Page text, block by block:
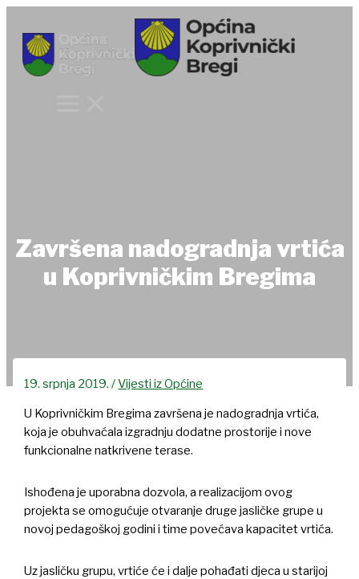
Skip
content
Završena nadogradnja vrtića
u Koprivničkim Bregima
19. srpnja 2019./Vijesti iz Općine
U Koprivničkim Bregima završena je nadogradnja vrtića,
koja je obuhvaćala izgradnju dodatne prostorije i nove
funkcionalne natkrivene terase.
Ishođena je uporabna dozvola, a realizacijom ovog
projekta se omogućuje otvaranje druge jasličke grupe u
novoj pedagoškoj godini i time povećava kapacitet vrtića.
Uz jasličku grupu, vrtiće će i dalje pohađati djeca u starijoj